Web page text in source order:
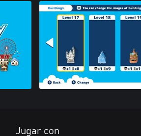
Jugar con